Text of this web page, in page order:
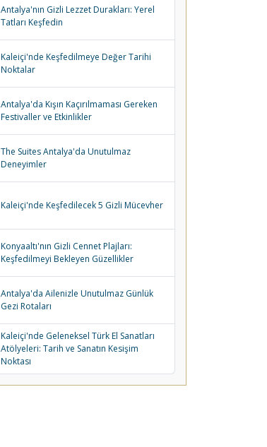
Antalya'nın Gizli Lezzet Durakları: Yerel
Tatları Keşfedin
Kaleiçi'nde Keşfedilmeye Değer Tarihi
Noktalar
Antalya'da Kışın Kaçırılmaması Gereken
Festivaller ve Etkinlikler
The Suites Antalya'da Unutulmaz
Deneyimler
Kaleiçi'nde Keşfedilecek 5 Gizli Mücevher
Konyaaltı'nın Gizli Cennet Plajları:
Keşfedilmeyi Bekleyen Güzellikler
Antalya'da Ailenizle Unutulmaz Günlük
Gezi Rotaları
Kaleiçi'nde Geleneksel Türk El Sanatları
Atölyeleri: Tarih ve Sanatın Kesişim
Noktası